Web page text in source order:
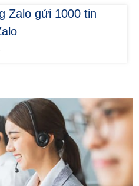
Zalo gửi 1000 tin